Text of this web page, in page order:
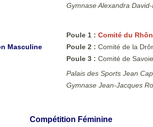
Gymnase Alexandra
Masculine
Poule 1 : Comité du
Poule 2 : Comité de la
Poule 3 : Comité de
Palais des Sports Jean
Gymnase Jean-Jacques
Compétition Féminine